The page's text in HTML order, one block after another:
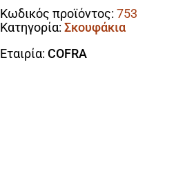
ποσότητα
Κωδικός προϊόντος:753
Κατηγορία:Σκουφάκια
Εταιρία: COFRA